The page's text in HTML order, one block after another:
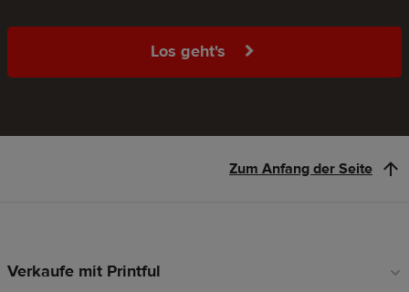
Los geht's
Zum Anfang der Seite
Fußzeilen-
Verkaufe mit Printful